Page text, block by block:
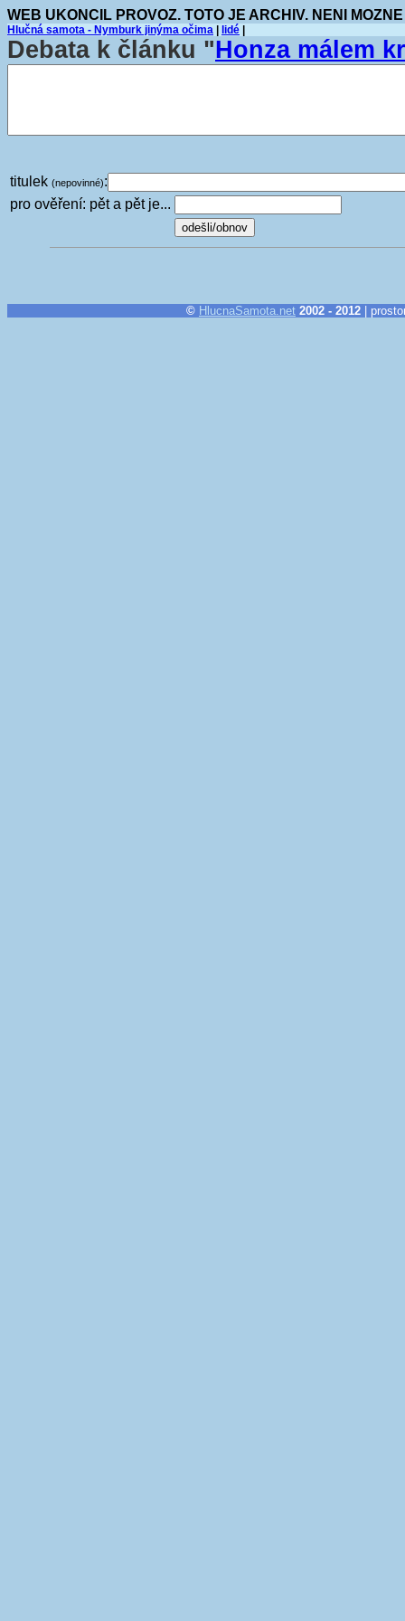
WEB UKONCIL PROVOZ. TOTO JE ARCHIV. NENI
Hlučná samota - Nymburk jinýma očima lidé
Debata k článku "Honza málem
titulek (nepovinné):
pro ověření: pět a pět je...
© HlucnaSamota.net 2002 - 2012 |